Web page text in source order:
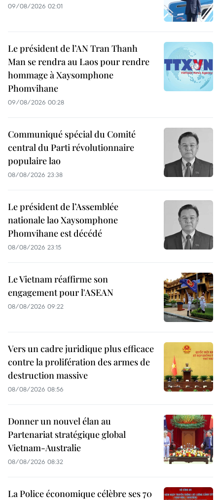
09/08/2026 02:01
Le président de l’AN Tran Thanh
Man se rendra au Laos pour rendre
hommage à Xaysomphone
Phomvihane
09/08/2026 00:28
Communiqué spécial du Comité
central du Parti révolutionnaire
populaire lao
08/08/2026 23:38
Le président de l’Assemblée
nationale lao Xaysomphone
Phomvihane est décédé
08/08/2026 23:15
Le Vietnam réaffirme son
engagement pour l'ASEAN
08/08/2026 09:22
Vers un cadre juridique plus efficace
contre la prolifération des armes de
destruction massive
08/08/2026 08:56
Donner un nouvel élan au
Partenariat stratégique global
Vietnam-Australie
08/08/2026 08:32
La Police économique célèbre ses 70